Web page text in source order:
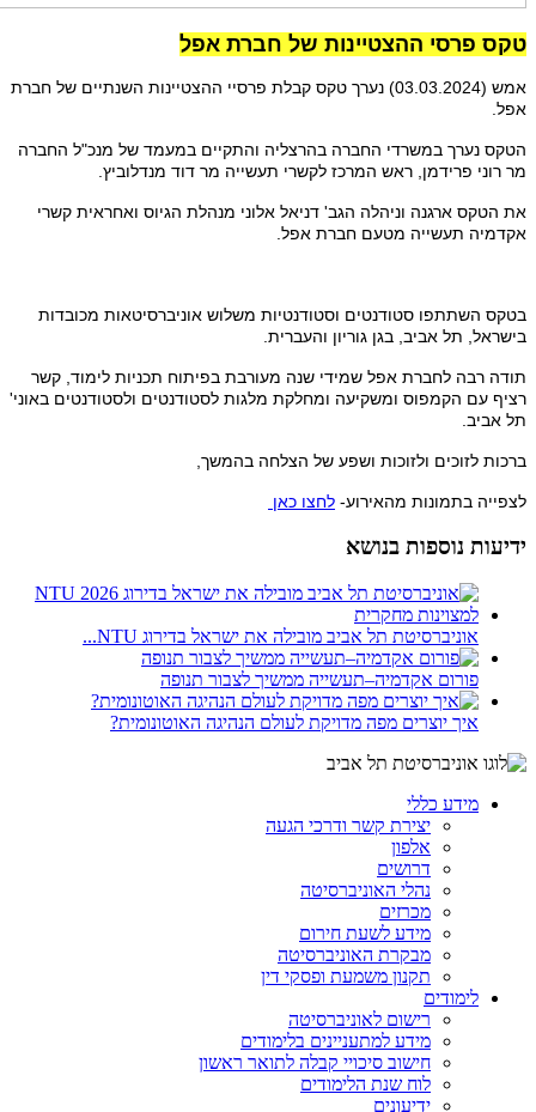
טקס פרסי ההצטיינות של חברת אפל
אמש (03.03.2024) נערך טקס קבלת פרסיי ההצטיינות השנתיים של חברת
אפל.
הטקס נערך במשרדי החברה בהרצליה והתקיים במעמד של מנכ"ל החברה
מר רוני פרידמן, ראש המרכז לקשרי תעשייה מר דוד מנדלוביץ.
את הטקס ארגנה וניהלה הגב' דניאל אלוני מנהלת הגיוס ואחראית קשרי
אקדמיה תעשייה מטעם חברת אפל.
בטקס השתתפו סטודנטים וסטודנטיות משלוש אוניברסיטאות מכובדות
בישראל, תל אביב, בגן גוריון והעברית.
תודה רבה לחברת אפל שמידי שנה מעורבת בפיתוח תכניות לימוד, קשר
רציף עם הקמפוס ומשקיעה ומחלקת מלגות לסטודנטים ולסטודנטים באוני'
תל אביב.
ברכות לזוכים ולזוכות ושפע של הצלחה בהמשך,
לצפייה בתמונות מהאירוע- לחצו כאן
ידיעות נוספות בנושא
אוניברסיטת תל אביב מובילה את ישראל בדירוג NTU...
פורום אקדמיה–תעשייה ממשיך לצבור תנופה
איך יוצרים מפה מדויקת לעולם הנהיגה האוטונומית?
מידע כללי
יצירת קשר ודרכי הגעה
אלפון
דרושים
נהלי האוניברסיטה
מכרזים
מידע לשעת חירום
מבקרת האוניברסיטה
תקנון משמעת ופסקי דין
לימודים
רישום לאוניברסיטה
מידע למתעניינים בלימודים
חישוב סיכויי קבלה לתואר ראשון
לוח שנת הלימודים
ידיעונים